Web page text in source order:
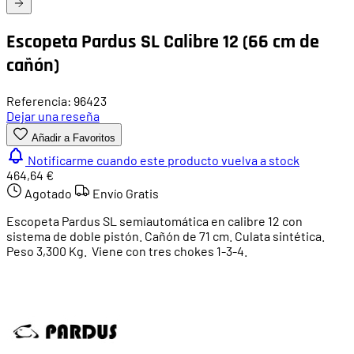
Escopeta Pardus SL Calibre 12 (66 cm de
cañón)
Referencia: 96423
Dejar una reseña
Añadir a Favoritos
Notificarme cuando este producto vuelva a stock
464,64 €
Agotado
Envío Gratis
Escopeta Pardus SL semiautomática en calibre 12 con
sistema de doble pistón. Cañón de 71 cm. Culata sintética.
Peso 3,300 Kg. Viene con tres chokes 1-3-4.